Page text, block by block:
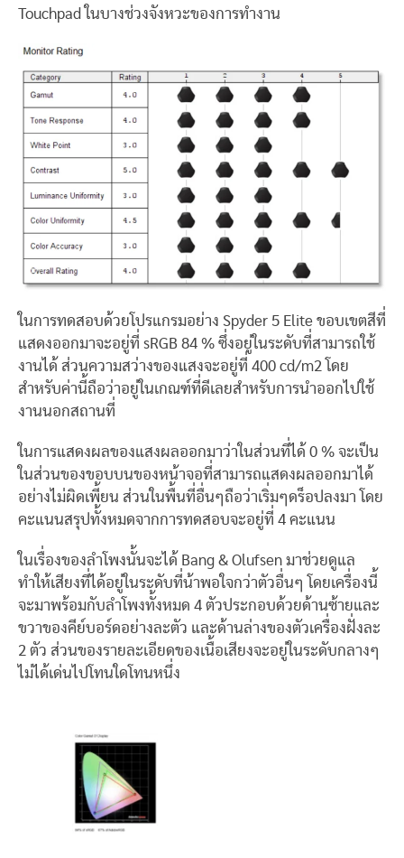
Touchpad ในบางช่วงจังหวะของการทำงาน
ในการทดสอบด้วยโปรแกรมอย่าง Spyder 5 Elite ขอบเขตสีที่
แสดงออกมาจะอยู่ที่ sRGB 84 % ซึ่งอยู่ในระดับที่สามารถใช้
งานได้ ส่วนความสว่างของแสงจะอยู่ที่ 400 cd/m2 โดย
สำหรับค่านี้ถือว่าอยู่ในเกณฑ์ที่ดีเลยสำหรับการนำออกไปใช้
งานนอกสถานที่
ในการแสดงผลของแสงผลออกมาว่าในส่วนที่ได้ 0 % จะเป็น
ในส่วนของขอบบนของหน้าจอที่สามารถแสดงผลออกมาได้
อย่างไม่ผิดเพี้ยน ส่วนในพื้นที่อื่นๆถือว่าเริ่มๆดร็อปลงมา โดย
คะแนนสรุปทั้งหมดจากการทดสอบจะอยู่ที่ 4 คะแนน
ในเรื่องของลำโพงนั้นจะได้ Bang & Olufsen มาช่วยดูแล
ทำให้เสียงที่ได้อยู่ในระดับที่น้าพอใจกว่าตัวอื่นๆ โดยเครื่องนี้
จะมาพร้อมกับลำโพงทั้งหมด 4 ตัวประกอบด้วยด้านซ้ายและ
ขวาของคีย์บอร์ดอย่างละตัว และด้านล่างของตัวเครื่องฝั่งละ
2 ตัว ส่วนของรายละเอียดของเนื้อเสียงจะอยู่ในระดับกลางๆ
ไม่ได้เด่นไปโทนใดโทนหนึ่ง